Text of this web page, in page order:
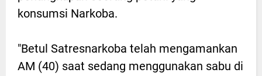
konsumsi Narkoba.
"Betul Satresnarkoba telah mengamankan
AM (40) saat sedang menggunakan sabu di